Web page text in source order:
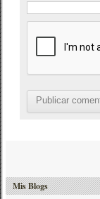
Mis Blogs